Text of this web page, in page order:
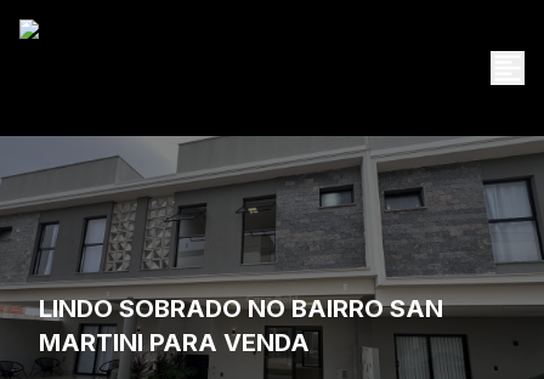
LINDO SOBRADO NO BAIRRO SAN
MARTINI PARA VENDA